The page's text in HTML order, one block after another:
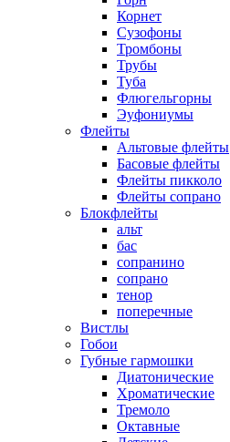
Корнет
Сузофоны
Тромбоны
Трубы
Туба
Флюгельгорны
Эуфониумы
Флейты
Альтовые флейты
Басовые флейты
Флейты пикколо
Флейты сопрано
Блокфлейты
альт
бас
сопранино
сопрано
тенор
поперечные
Вистлы
Гобои
Губные гармошки
Диатонические
Хроматические
Тремоло
Октавные